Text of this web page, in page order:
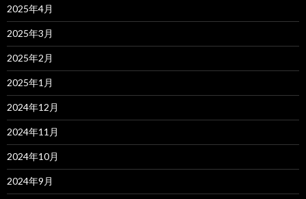
2025年4月
2025年3月
2025年2月
2025年1月
2024年12月
2024年11月
2024年10月
2024年9月